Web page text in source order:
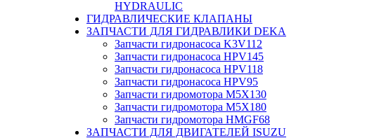
HYDRAULIC
ГИДРАВЛИЧЕСКИЕ КЛАПАНЫ
ЗАПЧАСТИ ДЛЯ ГИДРАВЛИКИ DEKA
Запчасти гидронасоса K3V112
Запчасти гидронасоса HPV145
Запчасти гидронасоса HPV118
Запчасти гидронасоса HPV95
Запчасти гидромотора M5X130
Запчасти гидромотора M5X180
Запчасти гидромотора HMGF68
ЗАПЧАСТИ ДЛЯ ДВИГАТЕЛЕЙ ISUZU